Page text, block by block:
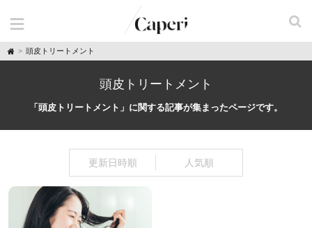
H
o
頭皮トリートメント
頭皮トリートメント
「頭皮トリートメント」に関する記事が集まったページです。
更新日時順 人気順